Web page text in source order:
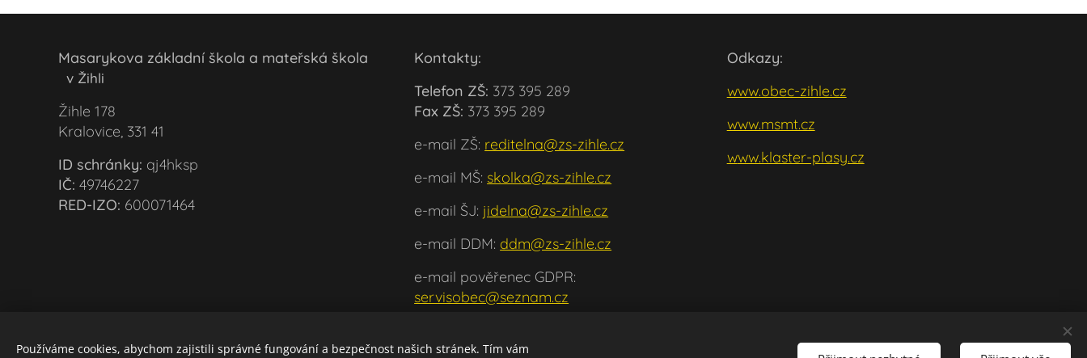
Masarykova základní škola a mateřská škola
v Žihli
Žihle 178
Kralovice, 331 41
ID schránky: qj4hksp
IČ: 49746227
RED-IZO: 600071464
Kontakty:
Telefon ZŠ: 373 395 289
Fax ZŠ: 373 395 289
e-mail ZŠ: reditelna@zs-zihle.cz
e-mail MŠ: skolka@zs-zihle.cz
e-mail ŠJ: jidelna@zs-zihle.cz
e-mail DDM: ddm@zs-zihle.cz
e-mail pověřenec GDPR:
servisobec@seznam.cz
Odkazy:
www.obec-zihle.cz
www.msmt.cz
www.klaster-plasy.cz
Používáme cookies, abychom zajistili správné fungování a bezpečnost našich stránek. Tím vám